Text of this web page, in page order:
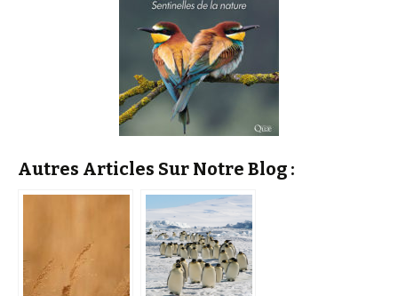
Autres Articles Sur Notre Blog :